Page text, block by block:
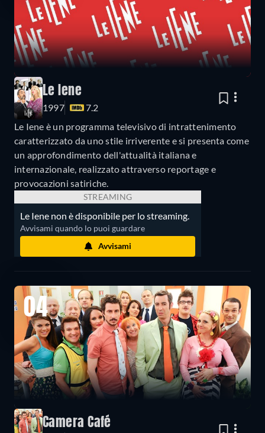
Le Iene
1997
7.2
Le Iene è un programma televisivo di intrattenimento
caratterizzato da uno stile irriverente e si presenta come
un approfondimento dell'attualità italiana e
internazionale, realizzato attraverso reportage e
provocazioni satiriche.
STREAMING
Le Iene non è disponibile per lo streaming.
Avvisami quando lo puoi guardare
Avvisami
04
Camera Café